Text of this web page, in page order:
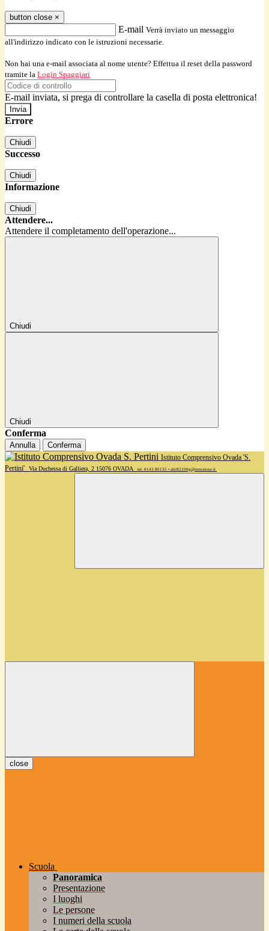
button close ×
E-mail Verrà inviato un messaggio
all'indirizzo indicato con le istruzioni necessarie.
Non hai una e-mail associata al nome utente? Effettua il reset della password
tramite la Login Spaggiari
E-mail inviata, si prega di controllare la casella di posta elettronica!
Errore
Chiudi
Successo
Chiudi
Informazione
Chiudi
Attendere...
Attendere il completamento dell'operazione...
Chiudi
Chiudi
Conferma
Annulla Conferma
Istituto Comprensivo Ovada 'S.
Pertini'
Via Duchessa di Galliera, 2 15076 OVADA tel. 0143 80135 • alic82100g@istruzione.it
close
Scuola
Panoramica
Presentazione
I luoghi
Le persone
I numeri della scuola